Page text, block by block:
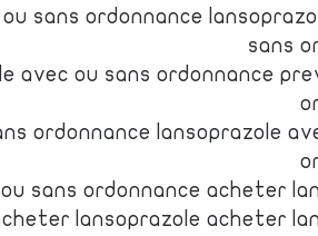
sans ordonnance
sans
avec ou sans ordonnance
ordonnance lansoprazole
sans ordonnance acheter
lansoprazole acheter